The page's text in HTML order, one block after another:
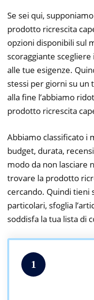
Se sei qui,
prodotto ricrescita
opzioni disponibili sul
scoraggiante
alle tue esigenze.
stessi per giorni su
alla fine l’abbiamo
prodotto ricrescita
Abbiamo classificato i
budget, durata,
modo da non lasciare
trovare la prodotto
cercando. Quindi tieni
particolari, sfoglia
soddisfa la tua lista di
1